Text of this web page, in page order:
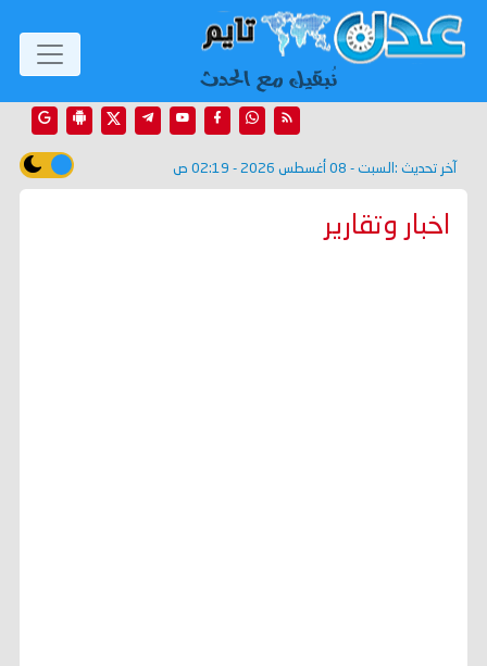
آخر تحديث : السبت - 08 أغسطس 2026 - 02:19 ص
اخبار وتقارير